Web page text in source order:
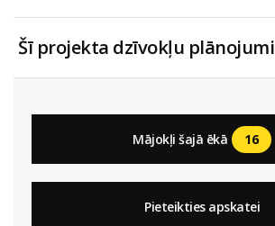
Šī projekta dzīvokļu plānojumi
Mājokļi šajā ēkā 16
Pieteikties apskatei